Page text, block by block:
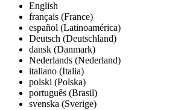
English
français (France)
español (Latinoamérica)
Deutsch (Deutschland)
dansk (Danmark)
Nederlands (Nederland)
italiano (Italia)
polski (Polska)
português (Brasil)
svenska (Sverige)